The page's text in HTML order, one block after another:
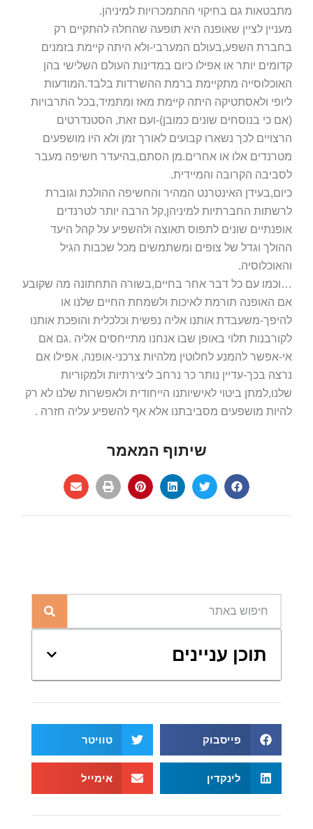
מתבטאות גם בחיקוי ההתמכרויות למיניהן.
מעניין לציין שאופנה היא תופעה שהחלה להתקיים רק
בחברת השפע,בעולם המערבי-ולא היתה קיימת בזמנים
קדומים יותר או אפילו כיום במדינות העולם השלישי בהן
האוכלוסייה מתקיימת ברמת ההשרדות בלבד.המודעות
ליופי ולאסתטיקה היתה קיימת מאז ומתמיד,בכל התרבויות
(אם כי בנוסחים שונים כמובן)-ועם זאת, הסטנדרטים
הרצויים לכך נשארו קבועים לאורך זמן ולא היו מושפעים
מטרנדים אלו או אחרים.מן הסתם,בהיעדר חשיפה מעבר
לסביבה הקרובה והמיידית.
כיום,בעידן האינטרנט המהיר והחשיפה ההולכת וגוברת
לרשתות החברתיות למיניהן,קל הרבה יותר לטרנדים
אופנתיים שונים לתפוס תאוצה ולהשפיע על קהל היעד
ההולך וגדל של צופים ומשתמשים מכל שכבות הגיל
והאוכלוסיה.
…וכמו עם כל דבר אחר בחיים,בשורה התחתונה מה שקובע
אם האופנה תורמת לאיכות ולשמחת החיים שלנו או
להיפך-משעבדת אותנו אליה נפשית וכלכלית והופכת אותנו
לקורבנות תלוי באופן שבו אנחנו מתייחסים אליה .גם אם
אי-אפשר להמנע לחלוטין מלהיות צרכני-אופנה, אפילו אם
נרצה בכך-עדיין נותר כר נרחב ליצירתיות ולמקוריות
שלנו,למתן ביטוי לאישיותנו הייחודית ולאפשרות שלנו לא רק
להיות מושפעים מסביבתנו אלא אף להשפיע עליה חזרה .
שיתוף המאמר
תוכן עניינים
פייסבוק טוויטר
לינקדין אימייל